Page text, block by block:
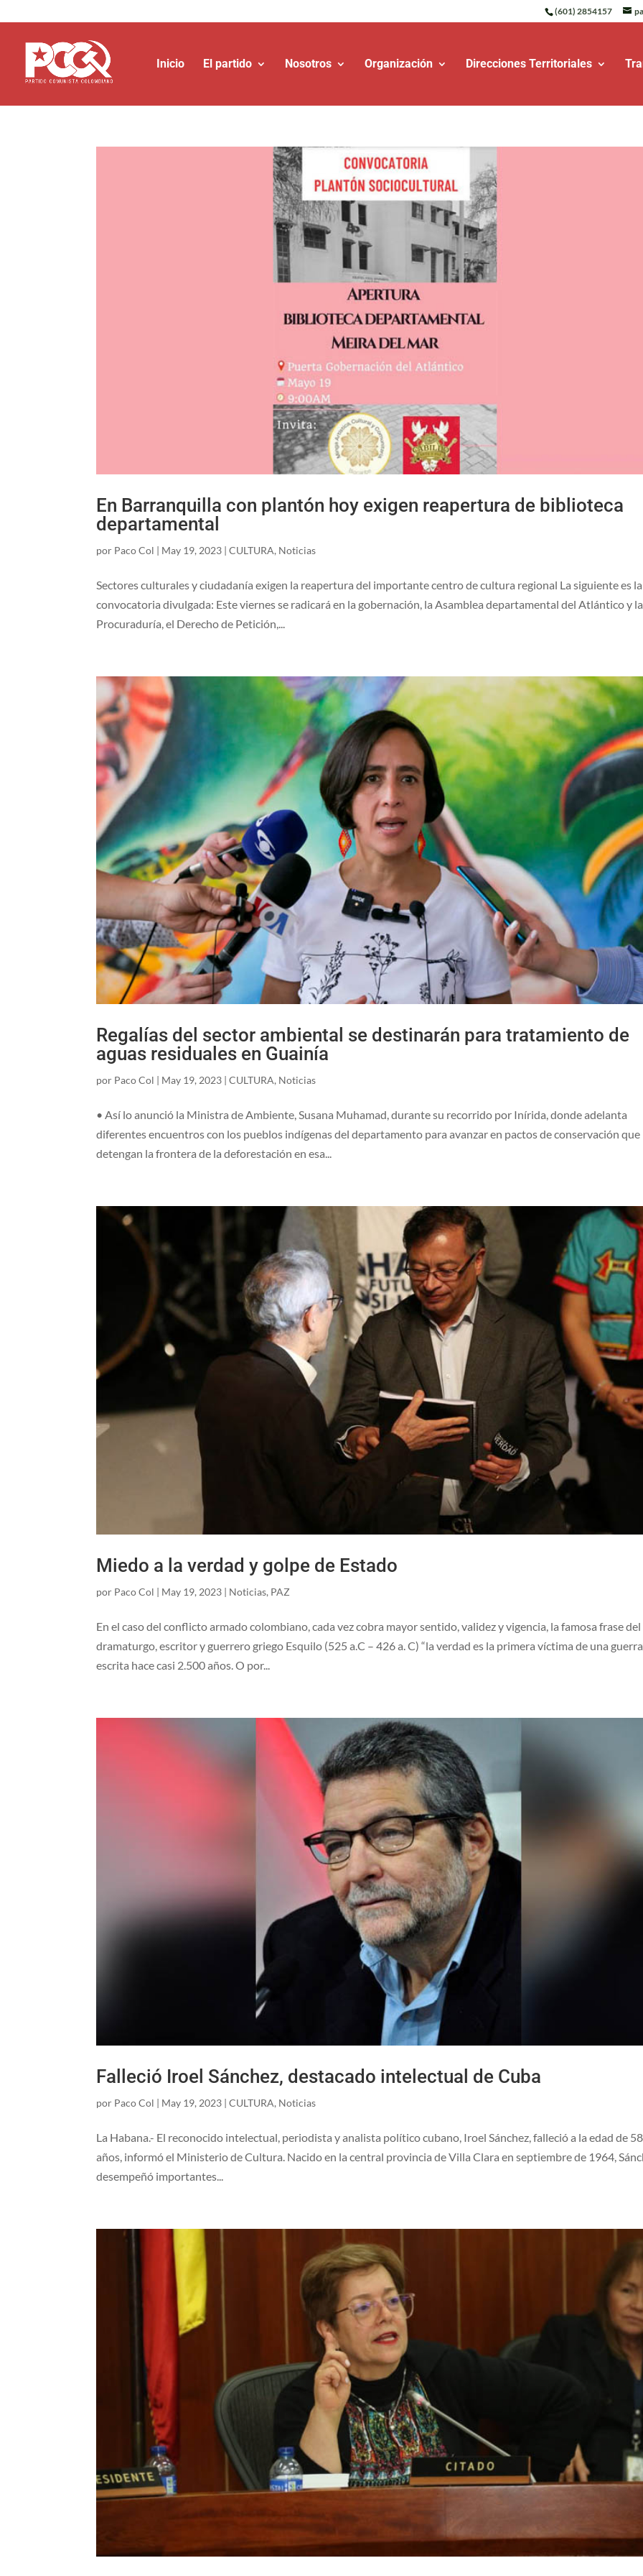
(601) 2854157
Inicio El partido Nosotros Organización Direcciones Territoriales
En Barranquilla con plantón hoy exigen reapertura de biblioteca
departamental
por Paco Col | May 19, 2023 |CULTURA, Noticias
Sectores culturales y ciudadanía exigen la reapertura del importante centro de cultura regional La siguiente es la
convocatoria divulgada: Este viernes se radicará en la gobernación, la Asamblea departamental del Atlántico y la
Procuraduría, el Derecho de Petición,...
Regalías del sector ambiental se destinarán para tratamiento de
aguas residuales en Guainía
por Paco Col | May 19, 2023 |CULTURA, Noticias
• Así lo anunció la Ministra de Ambiente, Susana Muhamad, durante su recorrido por Inírida, donde adelanta
diferentes encuentros con los pueblos indígenas del departamento para avanzar en pactos de conservación que
detengan la frontera de la deforestación en esa...
Miedo a la verdad y golpe de Estado
por Paco Col | May 19, 2023 | Noticias, PAZ
En el caso del conflicto armado colombiano, cada vez cobra mayor sentido, validez y vigencia, la famosa frase del
dramaturgo, escritor y guerrero griego Esquilo (525 a.C – 426 a. C) “la verdad es la primera víctima de una
escrita hace casi 2.500 años. O por...
Falleció Iroel Sánchez, destacado intelectual de Cuba
por Paco Col | May 19, 2023 |CULTURA, Noticias
La Habana.- El reconocido intelectual, periodista y analista político cubano, Iroel Sánchez, falleció a la edad de 58
años, informó el Ministerio de Cultura. Nacido en la central provincia de Villa Clara en septiembre de 1964,
desempeñó importantes...